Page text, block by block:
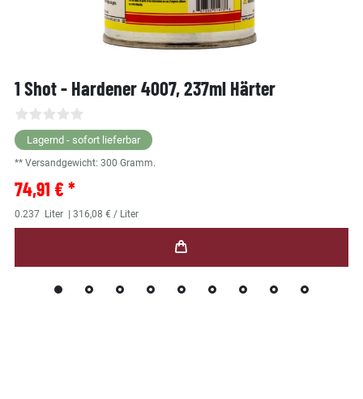
1 Shot - Hardener 4007, 237ml Härter
Lagernd - sofort lieferbar
** Versandgewicht: 300 Gramm.
74,91 € *
0.237 Liter | 316,08 € / Liter